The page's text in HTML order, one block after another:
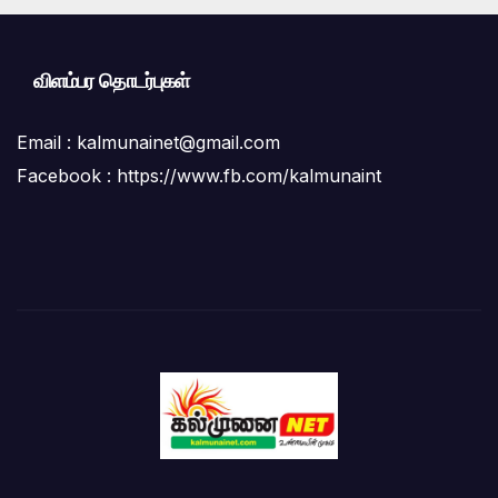
விளம்பர தொடர்புகள்
Email : kalmunainet@gmail.com
Facebook : https://www.fb.com/kalmunaint